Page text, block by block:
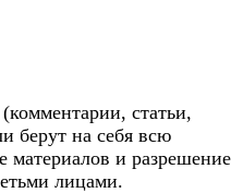
статьи,
берут на себя всю
материалов и разрешение
лицами.